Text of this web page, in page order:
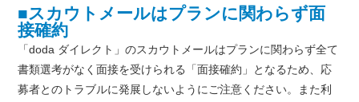
■スカウトメールはプランに関わらず面
接確約
「doda ダイレクト」のスカウトメールはプランに関わらず全て
書類選考がなく面接を受けられる「面接確約」となるため、応
募者とのトラブルに発展しないようにご注意ください。また利